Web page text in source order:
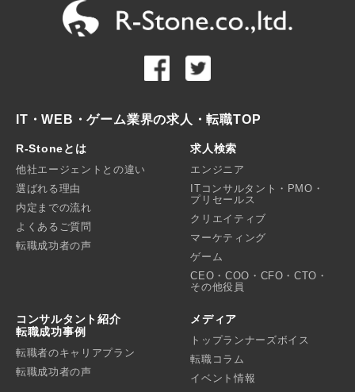
IT・WEB・ゲーム業界の求人・転職TOP
R-Stoneとは
他社エージェントとの違い
選ばれる理由
内定までの流れ
よくあるご質問
転職成功者の声
求人検索
エンジニア
ITコンサルタント・PMO・
プリセールス
クリエイティブ
マーケティング
ゲーム
CEO・COO・CFO・CTO・
その他役員
コンサルタント紹介
転職成功事例
転職者のキャリアプラン
転職成功者の声
メディア
トップランナーズボイス
転職コラム
イベント情報